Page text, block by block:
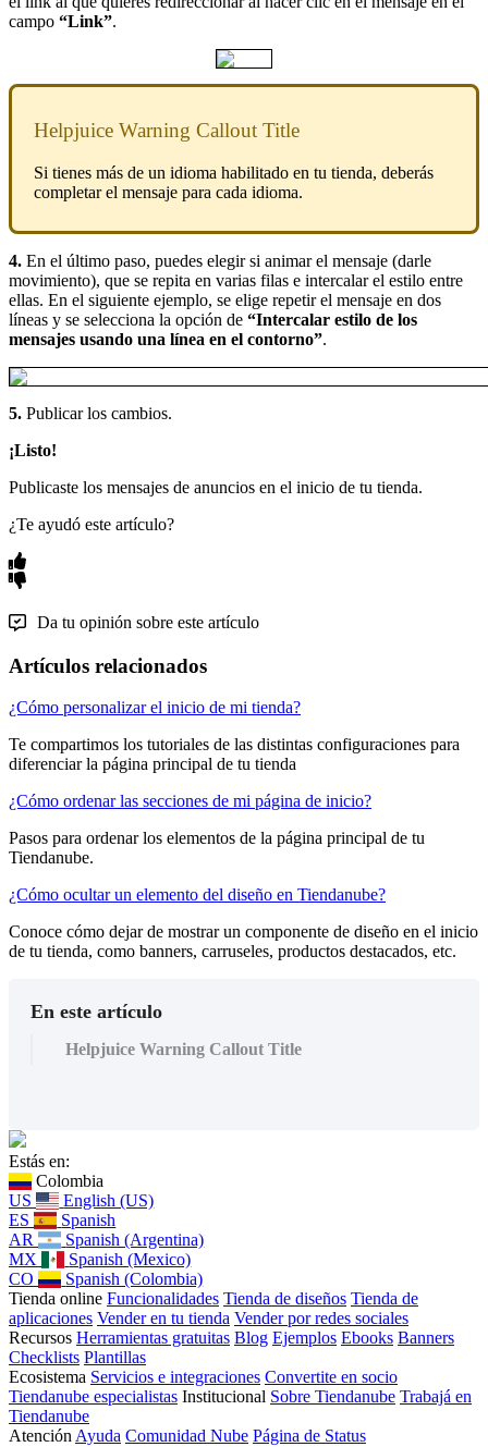
campo “Link”.
Helpjuice Warning Callout Title
Si tienes más de un idioma habilitado en tu tienda, deberás
completar el mensaje para cada idioma.
4. En el último paso, puedes elegir si animar el mensaje (darle
movimiento), que se repita en varias filas e intercalar el estilo entre
ellas. En el siguiente ejemplo, se elige repetir el mensaje en dos
líneas y se selecciona la opción de “Intercalar estilo de los
mensajes usando una línea en el contorno”.
5. Publicar los cambios.
¡Listo!
Publicaste los mensajes de anuncios en el inicio de tu tienda.
¿Te ayudó este artículo?
Da tu opinión sobre este artículo
Artículos relacionados
¿Cómo personalizar el inicio de mi tienda?
Te compartimos los tutoriales de las distintas configuraciones para
diferenciar la página principal de tu tienda
¿Cómo ordenar las secciones de mi página de inicio?
Pasos para ordenar los elementos de la página principal de tu
Tiendanube.
¿Cómo ocultar un elemento del diseño en Tiendanube?
Conoce cómo dejar de mostrar un componente de diseño en el inicio
de tu tienda, como banners, carruseles, productos destacados, etc.
En este artículo
Helpjuice Warning Callout Title
Estás en:
Colombia
US
English (US)
ES
Spanish
AR
Spanish (Argentina)
MX
Spanish (Mexico)
CO
Spanish (Colombia)
Tienda online Funcionalidades Tienda de diseños Tienda de
aplicaciones Vender en tu tienda Vender por redes sociales
Recursos Herramientas gratuitas Blog Ejemplos Ebooks Banners
Checklists Plantillas
Ecosistema Servicios e integraciones Convertite en socio
Tiendanube especialistas Institucional Sobre Tiendanube Trabajá en
Tiendanube
Atención Ayuda Comunidad Nube Página de Status